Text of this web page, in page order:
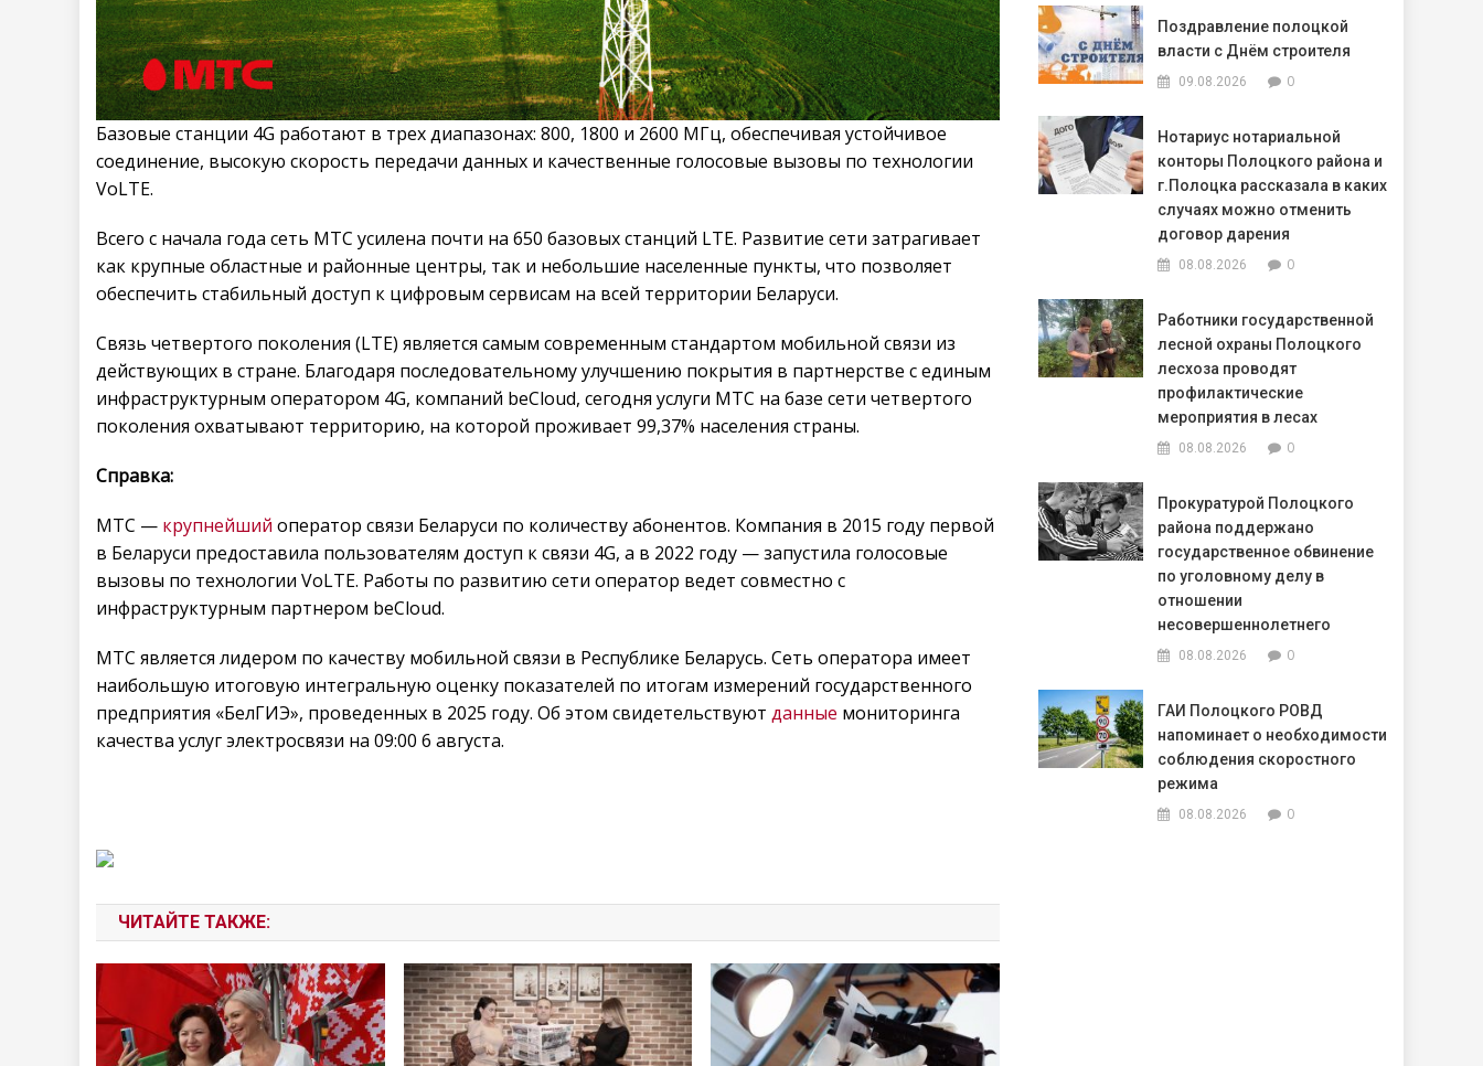
Базовые станции 4G работают в трех диапазонах: 800, 1800 и 2600 МГц, обеспечивая устойчивое
соединение, высокую скорость передачи данных и качественные голосовые вызовы по технологии
VoLTE.
Всего с начала года сеть МТС усилена почти на 650 базовых станций LTE. Развитие сети затрагивает
как крупные областные и районные центры, так и небольшие населенные пункты, что позволяет
обеспечить стабильный доступ к цифровым сервисам на всей территории Беларуси.
Связь четвертого поколения (LTE) является самым современным стандартом мобильной связи из
действующих в стране. Благодаря последовательному улучшению покрытия в партнерстве с единым
инфраструктурным оператором 4G, компаний beCloud, сегодня услуги МТС на базе сети четвертого
поколения охватывают территорию, на которой проживает 99,37% населения страны.
Справка:
МТС — крупнейший оператор связи Беларуси по количеству абонентов. Компания в 2015 году первой
в Беларуси предоставила пользователям доступ к связи 4G, а в 2022 году — запустила голосовые
вызовы по технологии VoLTE. Работы по развитию сети оператор ведет совместно с
инфраструктурным партнером beCloud.
МТС является лидером по качеству мобильной связи в Республике Беларусь. Сеть оператора имеет
наибольшую итоговую интегральную оценку показателей по итогам измерений государственного
предприятия «БелГИЭ», проведенных в 2025 году. Об этом свидетельствуют данные мониторинга
качества услуг электросвязи на 09:00 6 августа.
ЧИТАЙТЕ ТАКЖЕ:
Поздравление полоцкой
власти с Днём строителя
09.08.2026 0
Нотариус нотариальной
конторы Полоцкого района и
г.Полоцка рассказала в каких
случаях можно отменить
договор дарения
08.08.2026 0
Работники государственной
лесной охраны Полоцкого
лесхоза проводят
профилактические
мероприятия в лесах
08.08.2026 0
Прокуратурой Полоцкого
района поддержано
государственное обвинение
по уголовному делу в
отношении
несовершеннолетнего
08.08.2026 0
ГАИ Полоцкого РОВД
напоминает о необходимости
соблюдения скоростного
режима
08.08.2026 0